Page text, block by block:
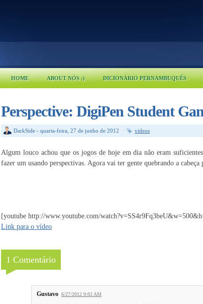
HOME ABOUT NÓS :) DICIONÁRIO PERNAMBUQUÊS
Perspective: DigiPen Student
DarkSide - quarta-feira, 27 de junho de 2012 videos
Algum louco achou que os jogos de hoje em dia não eram
fazer um usando perspectivas. Agora vai ter gente quebrando a cabeça
[youtube http://www.youtube.com/
Link para o vídeo
1 Comentário
Gustavo 6/27/2012 9:02 AM